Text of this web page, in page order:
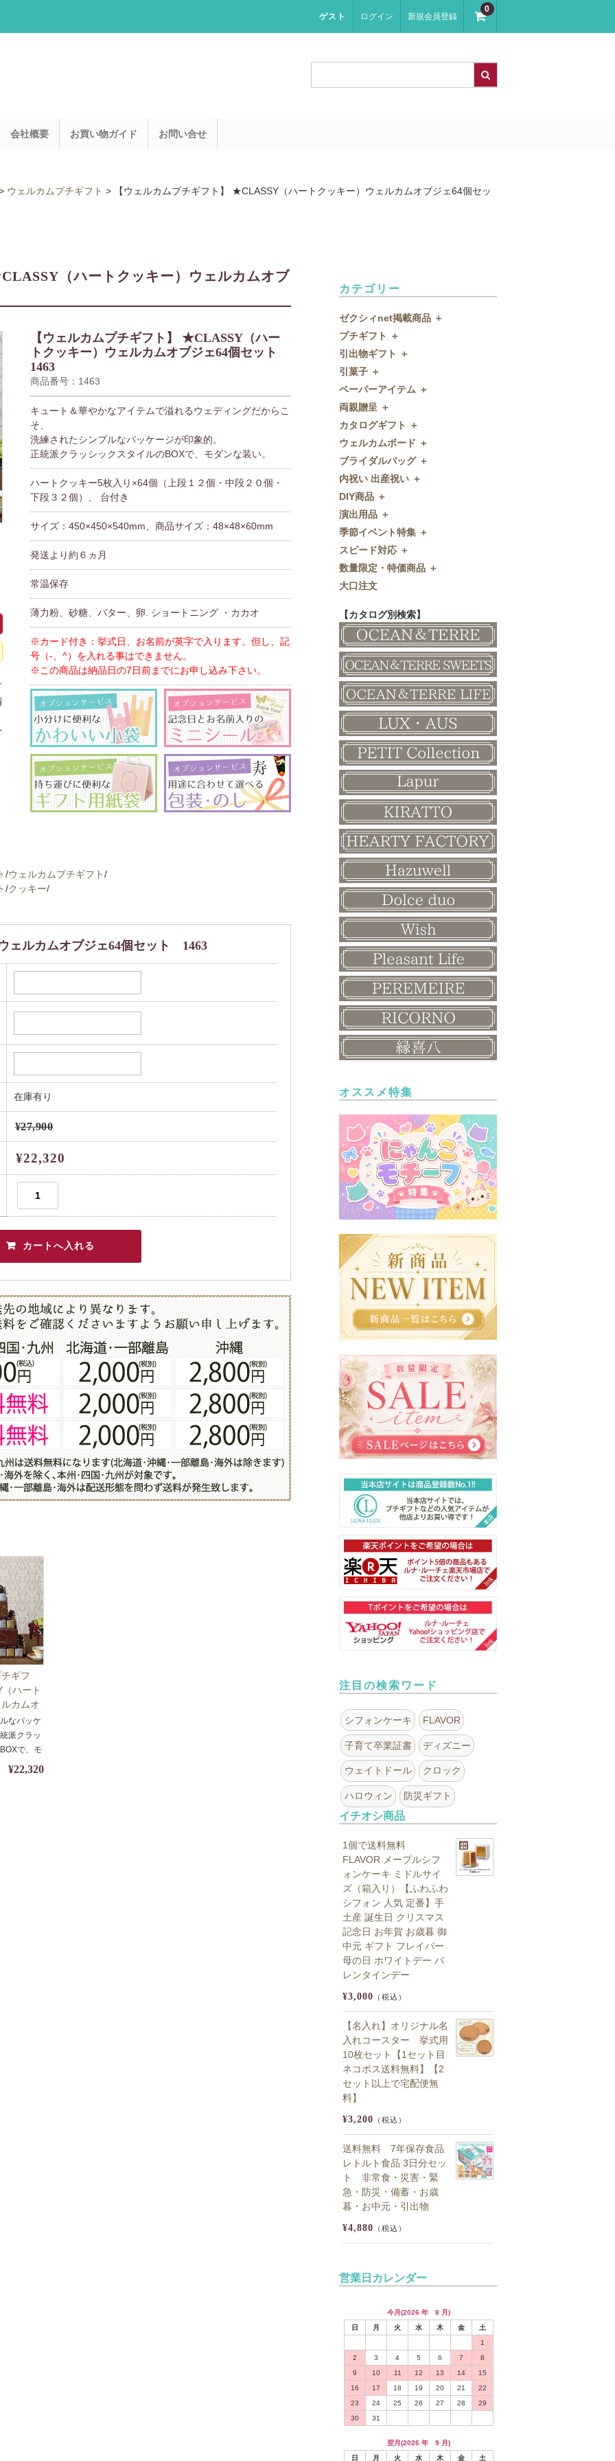
ゲスト ログイン 新規会員登録
0
会社概要 お買い物ガイド お問い合せ
ウェルカムプチギフト > 【ウェルカムプチギフト】 ★CLASSY（ハートクッキー）ウェルカムオブジェ64個セッ
（ハートクッキー）ウェルカムオブ
【ウェルカムプチギフト】 ★CLASSY（ハー
トクッキー）ウェルカムオブジェ64個セット
1463
商品番号：1463
キュート＆華やかなアイテムで溢れるウェディングだからこ
そ、
洗練されたシンプルなパッケージが印象的。
正統派クラッシックスタイルのBOXで、モダンな装い。
ハートクッキー5枚入り×64個（上段１２個・中段２０個・
下段３２個）、 台付き
サイズ：450×450×540mm、商品サイズ：48×48×60mm
発送より約６ヵ月
常温保存
薄力粉、砂糖、バター、卵. ショートニング ・カカオ
※カード付き：挙式日、お名前が英字で入ります。但し、記
号（-、^）を入れる事はできません。
※この商品は納品日の7日前までにお申し込み下さい。
/ウェルカムプチギフト/
/クッキー/
ェルカムオブジェ64個セット 1463
在庫有り
¥27,900
¥22,320
ギフ
ハート
カムオ
ト
なパッケ
派クラッ
で、モ
¥22,320
カテゴリー
ゼクシィnet掲載商品 ＋
ゼクシィnet掲載商品
プチギフト ＋
プチギフト
ウェルカムプチギフト
アメニティ
キャンディー・金平糖
クッキー
スプーン
チョコレート
ディズニー
ドラジェ
プチタオル
席札立て
耳かき＆ぺん
紅茶＆コーヒー
和風プチギフト
その他
引出物ギフト ＋
引出物ギフト
グラス
タオル・石鹸・名披露目
ディズニーギフト
今治タオル
引出物セット
和食器
名入れ贈呈品
特選ギフト
珈琲・紅茶
鰹節・フード
引菓子 ＋
引菓子
バウムクーヘン
洋菓子
和菓子
FLAVOR
ペーパーアイテム ＋
ペーパーアイテム
招待状
席次表
席札
付箋・メッセージカード
印刷代行
ディズニーシリーズ
両親贈呈 ＋
両親贈呈
ディズニーウェイトドール
ウェイトベア
子育て卒業証書
クロックギフト
カタログギフト ＋
カタログギフト
OCEAN&TERRE GOURMET
SHIKISAI ONE
Grace
ウェルカムボード ＋
ウェルカムボード
カラーステンドグラス調
ガラス
フラワータイプ
ペンダントクロック
ミラー
メッセージパズル
似顔絵
和風ボード
ブライダルバッグ ＋
ブライダルバッグ
内祝い 出産祝い ＋
内祝い 出産祝い
DIY商品 ＋
DIY商品
演出用品 ＋
演出用品
リングピロー
ブーケプルズ
結婚証明書
その他
季節イベント特集 ＋
季節イベント特集
サクラ
クローバー
クリスマス
バレンタイン
ホワイトデー
母の日
父の日
敬老の日
スピード対応 ＋
スピード対応
即日お急ぎ発送
数量限定・特価商品 ＋
数量限定・特価商品
大口注文
【カタログ別検索】
オススメ特集
注目の検索ワード
シフォンケーキ FLAVOR
子育て卒業証書 ディズニー
ウェイトドール クロック
ハロウィン 防災ギフト
イチオシ商品
1個で送料無料
FLAVOR メープルシフ
ォンケーキ ミドルサイ
ズ（箱入り）【ふわふわ
シフォン 人気 定番】手
土産 誕生日 クリスマス
記念日 お年賀 お歳暮 御
中元 ギフト フレイバー
母の日 ホワイトデー バ
レンタインデー
¥3,000 （税込）
【名入れ】オリジナル名
入れコースター 挙式用
10枚セット【1セット目
ネコポス送料無料】【2
セット以上で宅配便無
料】
¥3,200 （税込）
送料無料 7年保存食品
レトルト食品 3日分セッ
ト 非常食・災害・緊
急・防災・備蓄・お歳
暮・お中元・引出物
¥4,880 （税込）
営業日カレンダー
今月(2026 年 8 月)
日
月 火 水 木 金
土
1
2
3 4 5 6 7
8
9
10 11 12 13 14
15
16
17 18 19 20 21
22
23
24 25 26 27 28
29
30
31
翌月(2026 年 9 月)
日
月 火 水 木 金 土